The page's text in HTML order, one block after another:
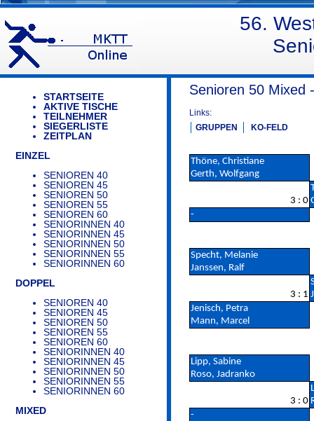
56.
STARTSEITE
AKTIVE TISCHE
TEILNEHMER
SIEGERLISTE
ZEITPLAN
EINZEL
SENIOREN 40
SENIOREN 45
SENIOREN 50
SENIOREN 55
SENIOREN 60
SENIORINNEN 40
SENIORINNEN 45
SENIORINNEN 50
SENIORINNEN 55
SENIORINNEN 60
DOPPEL
SENIOREN 40
SENIOREN 45
SENIOREN 50
SENIOREN 55
SENIOREN 60
SENIORINNEN 40
SENIORINNEN 45
SENIORINNEN 50
SENIORINNEN 55
SENIORINNEN 60
MIXED
Senioren 50 Mixed
Links:
GRUPPEN
KO-FELD
Thöne, Christiane
Gerth, Wolfgang
3 : 0
-
Specht, Melanie
Janssen, Ralf
3 : 1
Jenisch, Petra
Mann, Marcel
Lipp, Sabine
Roso, Jadranko
3 : 0
-